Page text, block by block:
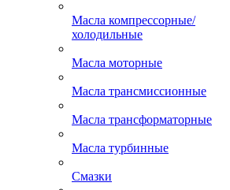
Масла компрессорные/
холодильные
Масла моторные
Масла трансмиссионные
Масла трансформаторные
Масла турбинные
Смазки